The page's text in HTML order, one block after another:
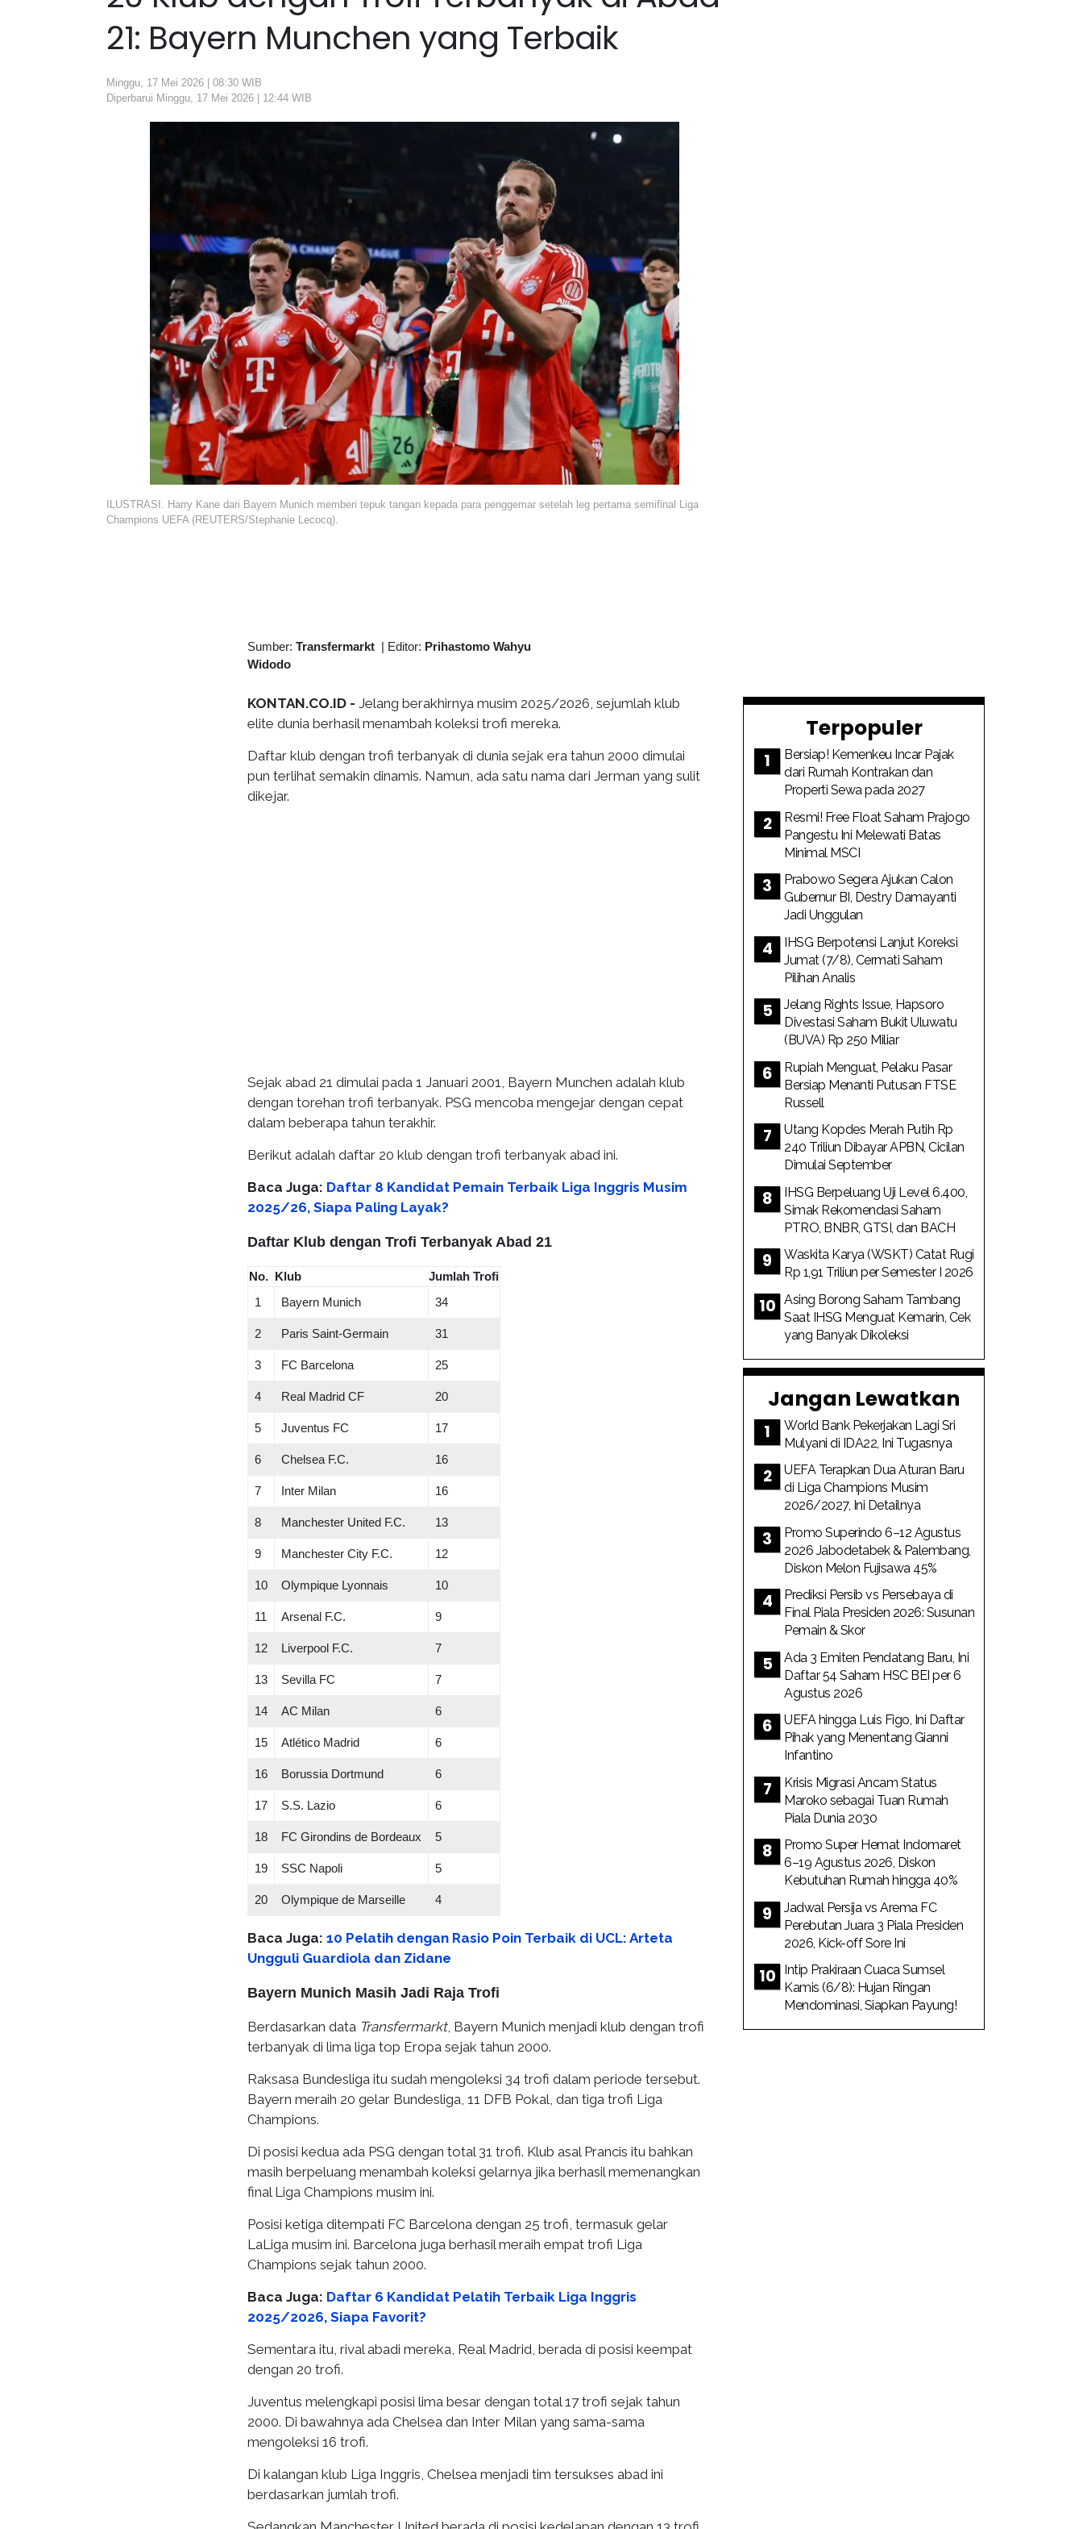
21: Bayern Munchen yang Terbaik
Minggu, 17 Mei 2026 | 08:30 WIB
Diperbarui Minggu, 17 Mei 2026 | 12:44 WIB
ILUSTRASI. Harry Kane dari Bayern Munich memberi tepuk tangan kepada para penggemar setelah leg pertama semifinal Liga
Champions UEFA (REUTERS/Stephanie Lecocq).
Sumber: Transfermarkt | Editor: Prihastomo Wahyu
Widodo
KONTAN.CO.ID - Jelang berakhirnya musim 2025/2026, sejumlah klub
elite dunia berhasil menambah koleksi trofi mereka.
Daftar klub dengan trofi terbanyak di dunia sejak era tahun 2000 dimulai
pun terlihat semakin dinamis. Namun, ada satu nama dari Jerman yang sulit
dikejar.
Sejak abad 21 dimulai pada 1 Januari 2001, Bayern Munchen adalah klub
dengan torehan trofi terbanyak. PSG mencoba mengejar dengan cepat
dalam beberapa tahun terakhir.
Berikut adalah daftar 20 klub dengan trofi terbanyak abad ini.
Baca Juga: Daftar 8 Kandidat Pemain Terbaik Liga Inggris Musim
2025/26, Siapa Paling Layak?
Daftar Klub dengan Trofi Terbanyak Abad 21
No. Klub
Jumlah Trofi
1
Bayern Munich 34
2 Paris Saint-Germain 31
3 FC Barcelona 25
4 Real Madrid CF 20
5 Juventus FC 17
6 Chelsea F.C. 16
7 Inter Milan 16
8 Manchester United F.C. 13
9 Manchester City F.C. 12
10 Olympique Lyonnais 10
11 Arsenal F.C. 9
12 Liverpool F.C. 7
13 Sevilla FC 7
14 AC Milan 6
15 Atlético Madrid 6
16 Borussia Dortmund 6
17 S.S. Lazio 6
18 FC Girondins de Bordeaux 5
19 SSC Napoli 5
20 Olympique de Marseille 4
Baca Juga: 10 Pelatih dengan Rasio Poin Terbaik di UCL: Arteta
Ungguli Guardiola dan Zidane
Bayern Munich Masih Jadi Raja Trofi
Berdasarkan data Transfermarkt, Bayern Munich menjadi klub dengan trofi
terbanyak di lima liga top Eropa sejak tahun 2000.
Raksasa Bundesliga itu sudah mengoleksi 34 trofi dalam periode tersebut.
Bayern meraih 20 gelar Bundesliga, 11 DFB Pokal, dan tiga trofi Liga
Champions.
Di posisi kedua ada PSG dengan total 31 trofi. Klub asal Prancis itu bahkan
masih berpeluang menambah koleksi gelarnya jika berhasil memenangkan
final Liga Champions musim ini.
Posisi ketiga ditempati FC Barcelona dengan 25 trofi, termasuk gelar
LaLiga musim ini. Barcelona juga berhasil meraih empat trofi Liga
Champions sejak tahun 2000.
Baca Juga: Daftar 6 Kandidat Pelatih Terbaik Liga Inggris
2025/2026, Siapa Favorit?
Sementara itu, rival abadi mereka, Real Madrid, berada di posisi keempat
dengan 20 trofi.
Juventus melengkapi posisi lima besar dengan total 17 trofi sejak tahun
2000. Di bawahnya ada Chelsea dan Inter Milan yang sama-sama
mengoleksi 16 trofi.
Di kalangan klub Liga Inggris, Chelsea menjadi tim tersukses abad ini
berdasarkan jumlah trofi.
Terpopuler
Bersiap! Kemenkeu Incar Pajak
dari Rumah Kontrakan dan
Properti Sewa pada 2027
Resmi! Free Float Saham Prajogo
Pangestu Ini Melewati Batas
Minimal MSCI
Prabowo Segera Ajukan Calon
Gubernur BI, Destry Damayanti
Jadi Unggulan
IHSG Berpotensi Lanjut Koreksi
Jumat (7/8), Cermati Saham
Pilihan Analis
Jelang Rights Issue, Hapsoro
Divestasi Saham Bukit Uluwatu
(BUVA) Rp 250 Miliar
Rupiah Menguat, Pelaku Pasar
Bersiap Menanti Putusan FTSE
Russell
Utang Kopdes Merah Putih Rp
240 Triliun Dibayar APBN, Cicilan
Dimulai September
IHSG Berpeluang Uji Level 6.400,
Simak Rekomendasi Saham
PTRO, BNBR, GTSI, dan BACH
Waskita Karya (WSKT) Catat Rugi
Rp 1,91 Triliun per Semester I 2026
Asing Borong Saham Tambang
Saat IHSG Menguat Kemarin, Cek
yang Banyak Dikoleksi
Jangan Lewatkan
World Bank Pekerjakan Lagi Sri
Mulyani di IDA22, Ini Tugasnya
UEFA Terapkan Dua Aturan Baru
di Liga Champions Musim
2026/2027, Ini Detailnya
Promo Superindo 6–12 Agustus
2026 Jabodetabek & Palembang,
Diskon Melon Fujisawa 45%
Prediksi Persib vs Persebaya di
Final Piala Presiden 2026: Susunan
Pemain & Skor
Ada 3 Emiten Pendatang Baru, Ini
Daftar 54 Saham HSC BEI per 6
Agustus 2026
UEFA hingga Luis Figo, Ini Daftar
Pihak yang Menentang Gianni
Infantino
Krisis Migrasi Ancam Status
Maroko sebagai Tuan Rumah
Piala Dunia 2030
Promo Super Hemat Indomaret
6–19 Agustus 2026, Diskon
Kebutuhan Rumah hingga 40%
Jadwal Persija vs Arema FC
Perebutan Juara 3 Piala Presiden
2026, Kick-off Sore Ini
Intip Prakiraan Cuaca Sumsel
Kamis (6/8): Hujan Ringan
Mendominasi, Siapkan Payung!